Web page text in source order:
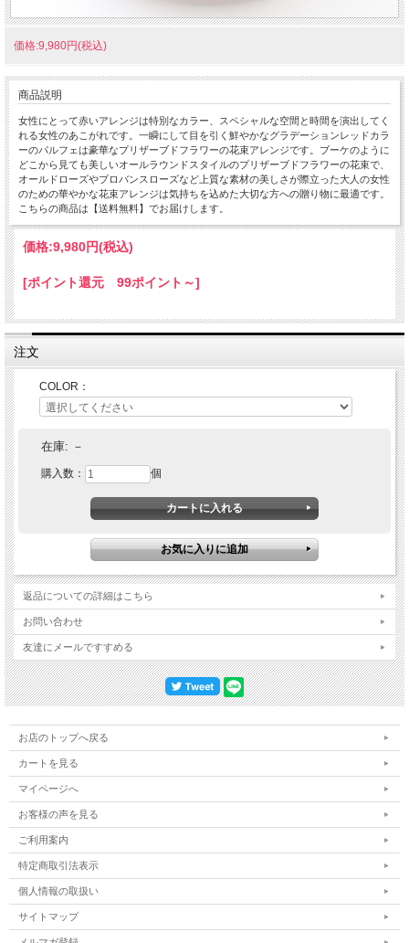
価格:9,980円(税込)
商品説明
女性にとって赤いアレンジは特別なカラー、スペシャルな空間と時間を演出してく
れる女性のあこがれです。一瞬にして目を引く鮮やかなグラデーションレッドカラ
ーのパルフェは豪華なプリザーブドフラワーの花束アレンジです。ブーケのように
どこから見ても美しいオールラウンドスタイルのプリザーブドフラワーの花束で、
オールドローズやプロバンスローズなど上質な素材の美しさが際立った大人の女性
のための華やかな花束アレンジは気持ちを込めた大切な方への贈り物に最適です。
こちらの商品は【送料無料】でお届けします。
価格:9,980円(税込)
[ポイント還元 99ポイント～]
注文
COLOR：
在庫: －
購入数： 個
返品についての詳細はこちら
お問い合わせ
友達にメールですすめる
お店のトップへ戻る
カートを見る
マイページへ
お客様の声を見る
ご利用案内
特定商取引法表示
個人情報の取扱い
サイトマップ